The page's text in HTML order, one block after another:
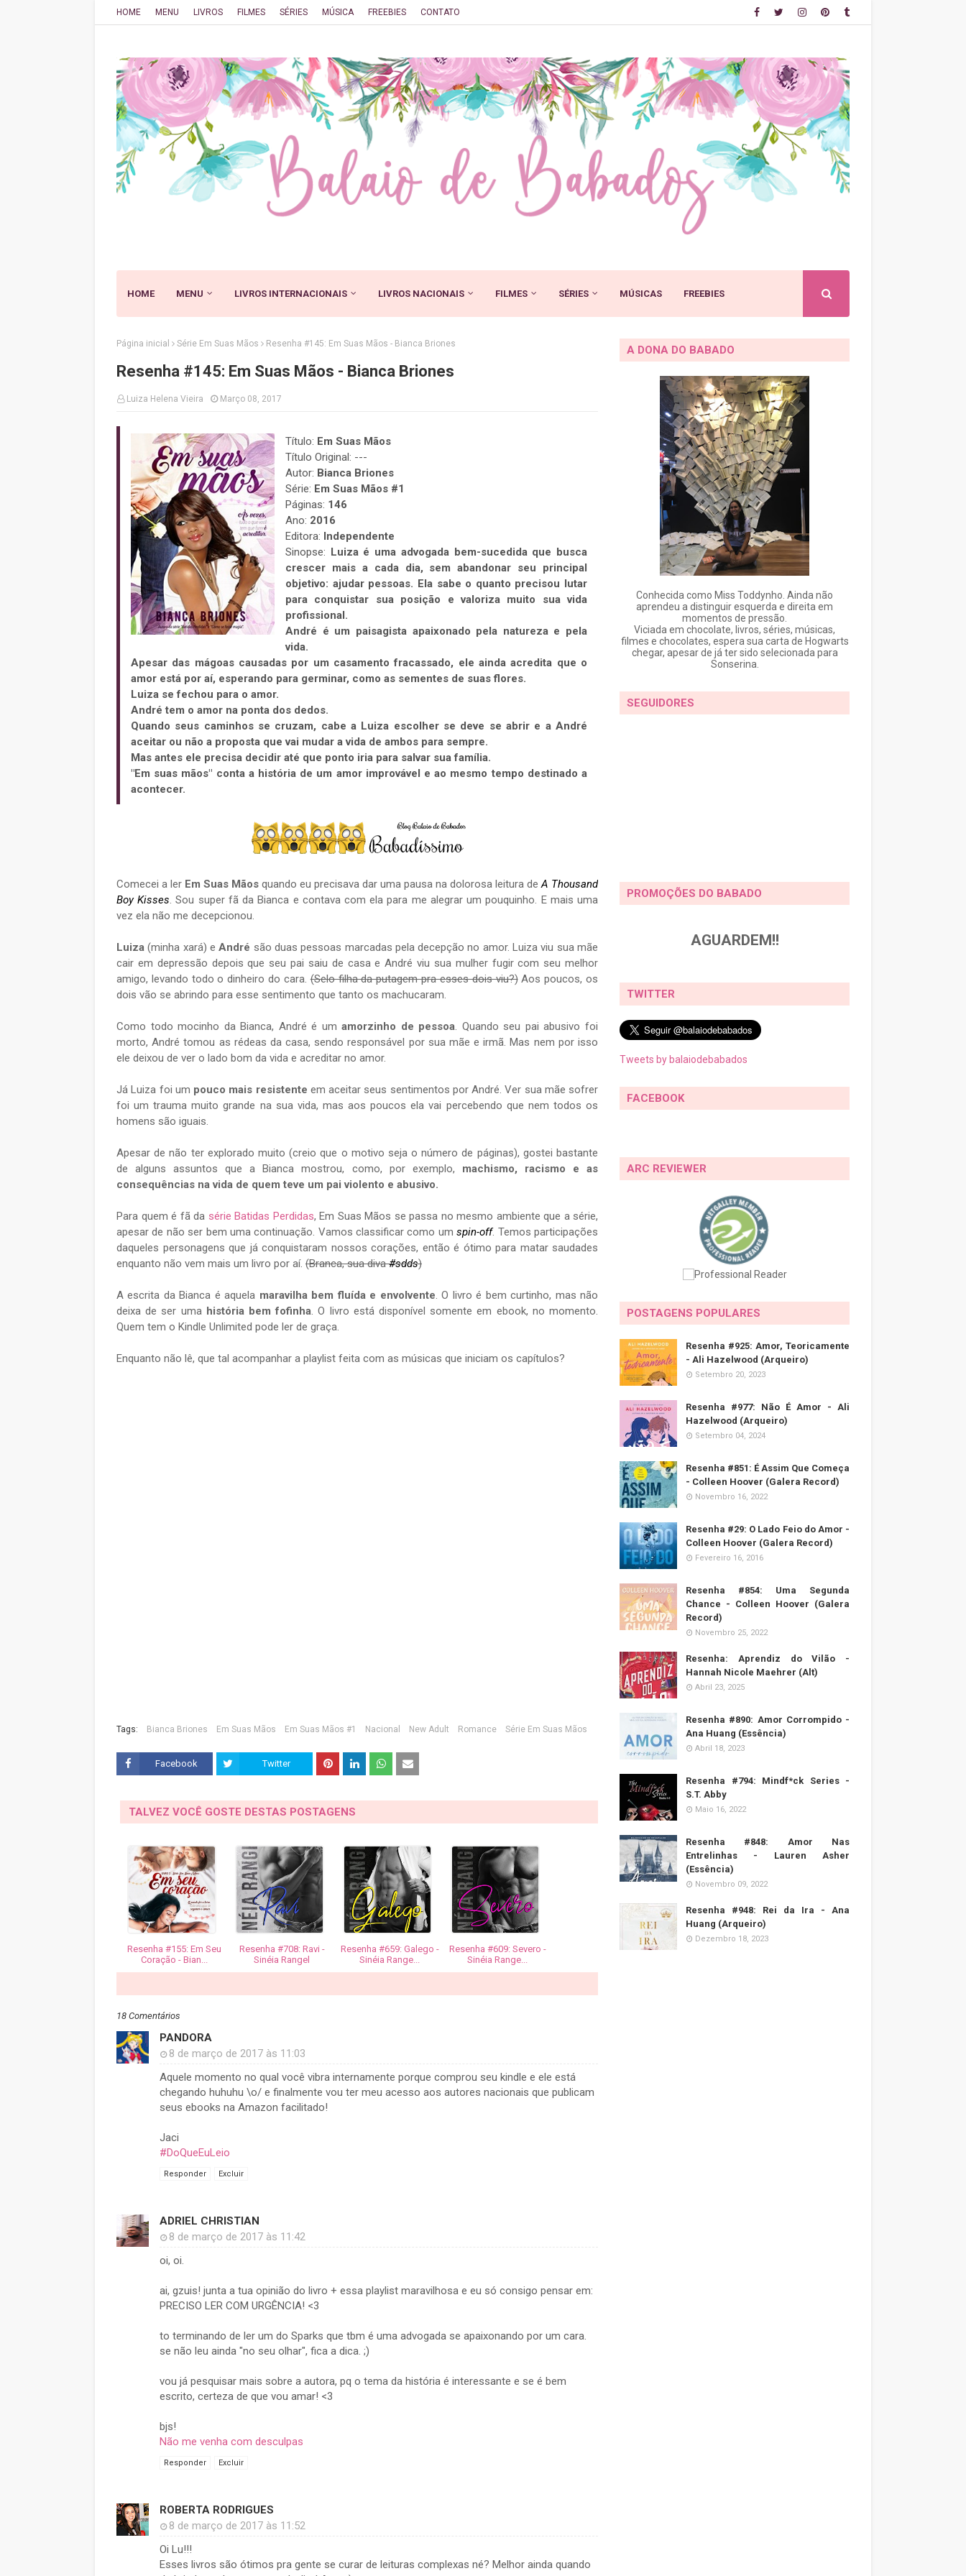
HOME MENU LIVROS FILMES SÉRIES MÚSICA FREEBIES CONTATO
HOME MENU LIVROS INTERNACIONAIS LIVROS NACIONAIS FILMES SÉRIES MÚSICAS FREEBIES
Página inicial Série Em Suas Mãos Resenha #145: Em Suas Mãos - Bianca Briones
Resenha #145: Em Suas Mãos - Bianca Briones
Luiza Helena Vieira Março 08, 2017
Título: Em Suas Mãos
Título Original: ---
Autor: Bianca Briones
Série: Em Suas Mãos #1
Páginas: 146
Ano: 2016
Editora: Independente
Sinopse: Luiza é uma advogada bem-sucedida que busca
crescer mais a cada dia, sem abandonar seu principal
objetivo: ajudar pessoas. Ela sabe o quanto precisou lutar
para conquistar sua posição e valoriza muito sua vida
profissional.
André é um paisagista apaixonado pela natureza e pela
vida.
Apesar das mágoas causadas por um casamento fracassado, ele ainda acredita que o
amor está por aí, esperando para germinar, como as sementes de suas flores.
Luiza se fechou para o amor.
André tem o amor na ponta dos dedos.
Quando seus caminhos se cruzam, cabe a Luiza escolher se deve se abrir e a André
aceitar ou não a proposta que vai mudar a vida de ambos para sempre.
Mas antes ele precisa decidir até que ponto iria para salvar sua família.
"Em suas mãos" conta a história de um amor improvável e ao mesmo tempo destinado a
acontecer.
Comecei a ler Em Suas Mãos quando eu precisava dar uma pausa na dolorosa leitura deA Thousand
Boy Kisses. Sou super fã da Bianca e contava com ela para me alegrar um pouquinho. E mais uma
vez ela não me decepcionou.
Luiza(minha xará) eAndré são duas pessoas marcadas pela decepção no amor. Luiza viu sua mãe
cair em depressão depois que seu pai saiu de casa e André viu sua mulher fugir com seu melhor
amigo, levando todo o dinheiro do cara.(Selo filha da putagem pra esses dois viu?)Aos poucos, os
dois vão se abrindo para esse sentimento que tanto os machucaram.
Como todo mocinho da Bianca, André é umamorzinho de pessoa. Quando seu pai abusivo foi
morto, André tomou as rédeas da casa, sendo responsável por sua mãe e irmã. Mas nem por isso
ele deixou de ver o lado bom da vida e acreditar no amor.
Já Luiza foi um pouco mais resistente em aceitar seus sentimentos por André. Ver sua mãe sofrer
foi um trauma muito grande na sua vida, mas aos poucos ela vai percebendo que nem todos os
homens são iguais.
Apesar de não ter explorado muito (creio que o motivo seja o número de páginas), gostei bastante
de alguns assuntos que a Bianca mostrou, como, por exemplo, machismo, racismo e as
consequências na vida de quem teve um pai violento e abusivo.
Para quem é fã da série Batidas Perdidas, Em Suas Mãos se passa no mesmo ambiente que a série,
apesar de não ser bem uma continuação. Vamos classificar como umspin-off. Temos participações
daqueles personagens que já conquistaram nossos corações, então é ótimo para matar saudades
enquanto não vem mais um livro por aí. (Branca, sua diva#sdds)
A escrita da Bianca é aquela maravilha bem fluída e envolvente. O livro é bem curtinho, mas não
deixa de ser uma história bem fofinha. O livro está disponível somente em ebook, no momento.
Quem tem o Kindle Unlimited pode ler de graça.
Enquanto não lê, que tal acompanhar a playlist feita com as músicas que iniciam os capítulos?
Tags: Bianca Briones Em Suas Mãos Em Suas Mãos #1 Nacional New Adult Romance Série Em Suas Mãos
Facebook Twitter
TALVEZ VOCÊ GOSTE DESTAS POSTAGENS
Resenha #155: Em Seu
Coração - Bian...
Resenha #708: Ravi -
Sinéia Rangel
Resenha #659: Galego -
Sinéia Range...
Resenha #609: Severo -
Sinéia Range...
18 Comentários
PANDORA
8 de março de 2017 às 11:03
Aquele momento no qual você vibra internamente porque comprou seu kindle e ele está
chegando huhuhu \o/ e finalmente vou ter meu acesso aos autores nacionais que publicam
seus ebooks na Amazon facilitado!
Jaci
#DoQueEuLeio
Responder Excluir
ADRIEL CHRISTIAN
8 de março de 2017 às 11:42
oi, oi.
ai, gzuis! junta a tua opinião do livro + essa playlist maravilhosa e eu só consigo pensar em:
PRECISO LER COM URGÊNCIA! <3
to terminando de ler um do Sparks que tbm é uma advogada se apaixonando por um cara.
se não leu ainda "no seu olhar", fica a dica. ;)
vou já pesquisar mais sobre a autora, pq o tema da história é interessante e se é bem
escrito, certeza de que vou amar! <3
bjs!
Não me venha com desculpas
Responder Excluir
ROBERTA RODRIGUES
8 de março de 2017 às 11:52
Oi Lu!!!
Esses livros são ótimos pra gente se curar de leituras complexas né? Melhor ainda quando
A DONA DO BABADO
Conhecida como Miss Toddynho. Ainda não
aprendeu a distinguir esquerda e direita em
momentos de pressão.
Viciada em chocolate, livros, séries, músicas,
filmes e chocolates, espera sua carta de Hogwarts
chegar, apesar de já ter sido selecionada para
Sonserina.
SEGUIDORES
PROMOÇÕES DO BABADO
AGUARDEM!!
TWITTER
Tweets by balaiodebabados
FACEBOOK
ARC REVIEWER
POSTAGENS POPULARES
Resenha #925: Amor, Teoricamente
- Ali Hazelwood (Arqueiro)
Setembro 20, 2023
Resenha #977: Não É Amor - Ali
Hazelwood (Arqueiro)
Setembro 04, 2024
Resenha #851: É Assim Que Começa
- Colleen Hoover (Galera Record)
Novembro 16, 2022
Resenha #29: O Lado Feio do Amor -
Colleen Hoover (Galera Record)
Fevereiro 16, 2016
Resenha #854: Uma Segunda
Chance - Colleen Hoover (Galera
Record)
Novembro 25, 2022
Resenha: Aprendiz do Vilão -
Hannah Nicole Maehrer (Alt)
Abril 23, 2025
Resenha #890: Amor Corrompido -
Ana Huang (Essência)
Abril 18, 2023
Resenha #794: Mindf*ck Series -
S.T. Abby
Maio 16, 2022
Resenha #848: Amor Nas
Entrelinhas - Lauren Asher
(Essência)
Novembro 09, 2022
Resenha #948: Rei da Ira - Ana
Huang (Arqueiro)
Dezembro 18, 2023